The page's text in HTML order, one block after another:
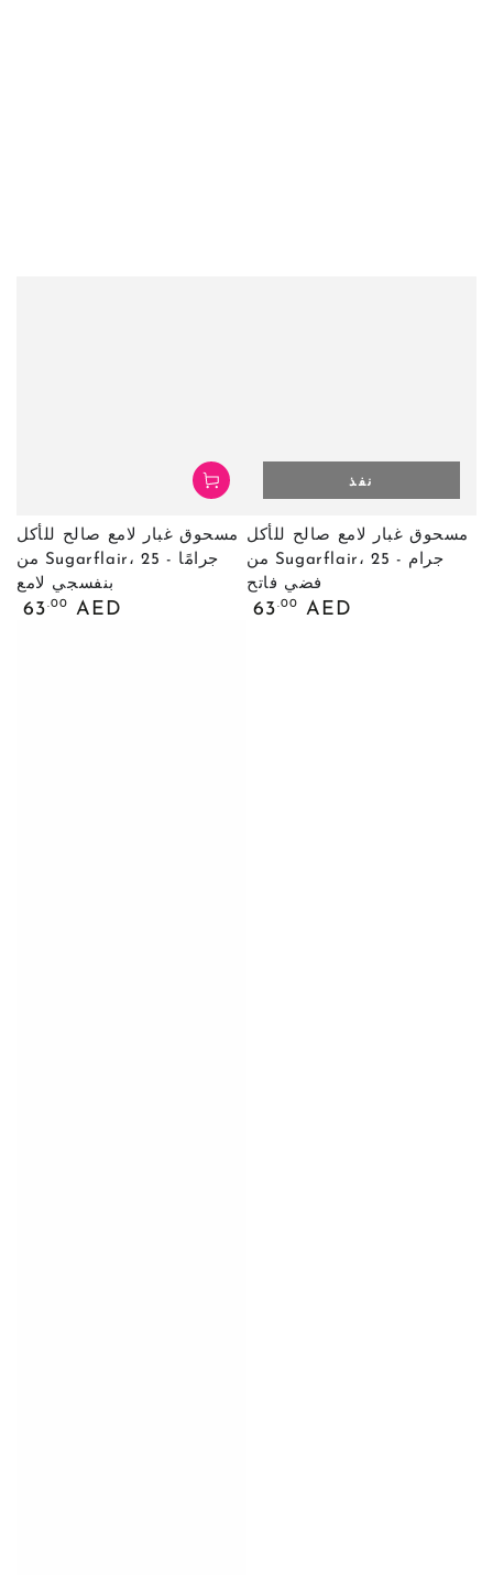
مسحوق غبار لامع صالح للأكل
من Sugarflair، 25 جرامًا -
بنفسجي لامع
السعر
63.00 AED
مسحوق غبار لامع صالح للأكل
من Sugarflair، 25 جرام -
فضي فاتح
السعر
63.00 AED
نفذ